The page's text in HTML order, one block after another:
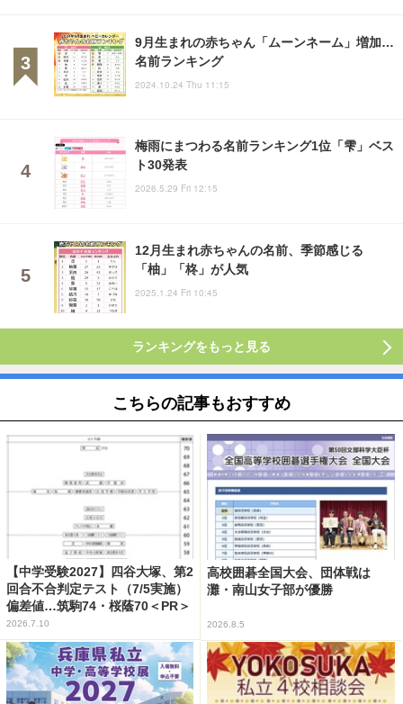
9月生まれの赤ちゃん「ムーンネーム」増加…
名前ランキング
2024.10.24 Thu 11:15
梅雨にまつわる名前ランキング1位「雫」ベス
ト30発表
2026.5.29 Fri 12:15
12月生まれ赤ちゃんの名前、季節感じる
「柚」「柊」が人気
2025.1.24 Fri 10:45
ランキングをもっと見る
こちらの記事もおすすめ
【中学受験2027】四谷大塚、第2
回合不合判定テスト（7/5実施）
偏差値…筑駒74・桜蔭70＜PR＞
2026.7.10
高校囲碁全国大会、団体戦は
灘・南山女子部が優勝
2026.8.5